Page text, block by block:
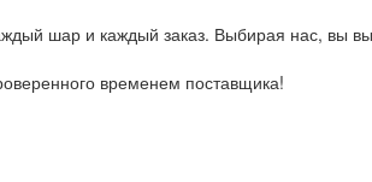
шар и каждый заказ. Выбирая нас, вы
временем поставщика!